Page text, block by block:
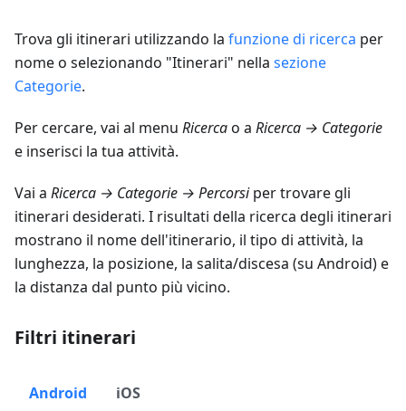
Trova gli itinerari utilizzando la funzione di ricerca per
nome o selezionando "Itinerari" nella sezione
Categorie.
Per cercare, vai al menu Ricercao a Ricerca → Categorie
e inserisci la tua attività.
Vai a Ricerca → Categorie → Percorsiper trovare gli
itinerari desiderati. I risultati della ricerca degli itinerari
mostrano il nome dell'itinerario, il tipo di attività, la
lunghezza, la posizione, la salita/discesa (su Android) e
la distanza dal punto più vicino.
Filtri itinerari
Android iOS